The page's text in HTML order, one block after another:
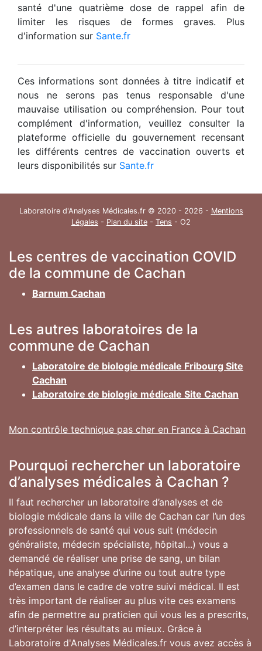
santé d'une quatrième dose de rappel afin de
limiter les risques de formes graves. Plus
d'information sur Sante.fr
Ces informations sont données à titre indicatif et
nous ne serons pas tenus responsable d'une
mauvaise utilisation ou compréhension. Pour tout
complément d'information, veuillez consulter la
plateforme officielle du gouvernement recensant
les différents centres de vaccination ouverts et
leurs disponibilités sur Sante.fr
Laboratoire d'Analyses Médicales.fr © 2020 - 2026 - Mentions
Légales - Plan du site - Tens - O2
Les centres de vaccination COVID
de la commune de Cachan
Barnum Cachan
Les autres laboratoires de la
commune de Cachan
Laboratoire de biologie médicale Fribourg Site
Cachan
Laboratoire de biologie médicale Site Cachan
Mon contrôle technique pas cher en France à Cachan
Pourquoi rechercher un laboratoire
d’analyses médicales à Cachan ?
Il faut rechercher un laboratoire d’analyses et de
biologie médicale dans la ville de Cachan car l’un des
professionnels de santé qui vous suit (médecin
généraliste, médecin spécialiste, hôpital...) vous a
demandé de réaliser une prise de sang, un bilan
hépatique, une analyse d’urine ou tout autre type
d’examen dans le cadre de votre suivi médical. Il est
très important de réaliser au plus vite ces examens
afin de permettre au praticien qui vous les a prescrits,
d’interpréter les résultats au mieux. Grâce à
Laboratoire d'Analyses Médicales.fr vous avez accès à